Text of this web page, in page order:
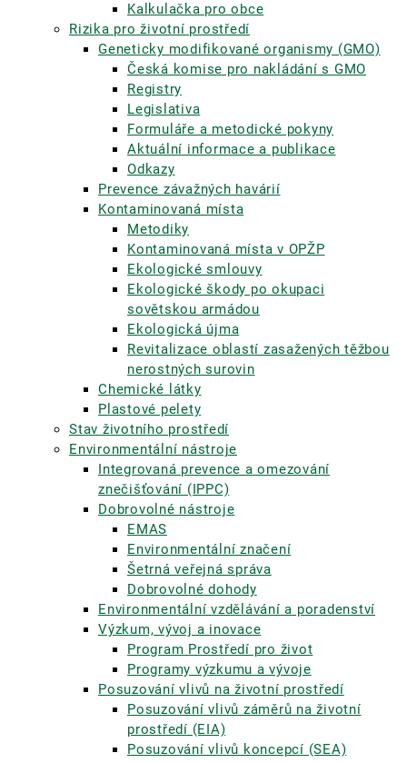
Kalkulačka pro obce
Rizika pro životní prostředí
Geneticky modifikované organismy (GMO)
Česká komise pro nakládání s GMO
Registry
Legislativa
Formuláře a metodické pokyny
Aktuální informace a publikace
Odkazy
Prevence závažných havárií
Kontaminovaná místa
Metodiky
Kontaminovaná místa v OPŽP
Ekologické smlouvy
Ekologické škody po okupaci
sovětskou armádou
Ekologická újma
Revitalizace oblastí zasažených těžbou
nerostných surovin
Chemické látky
Plastové pelety
Stav životního prostředí
Environmentální nástroje
Integrovaná prevence a omezování
znečišťování (IPPC)
Dobrovolné nástroje
EMAS
Environmentální značení
Šetrná veřejná správa
Dobrovolné dohody
Environmentální vzdělávání a poradenství
Výzkum, vývoj a inovace
Program Prostředí pro život
Programy výzkumu a vývoje
Posuzování vlivů na životní prostředí
Posuzování vlivů záměrů na životní
prostředí (EIA)
Posuzování vlivů koncepcí (SEA)